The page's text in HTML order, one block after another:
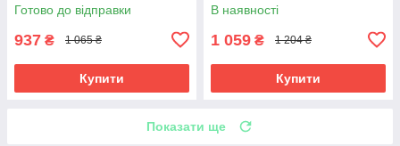
Готово до відправки
937 ₴ 1 065 ₴
Купити
В наявності
1 059 ₴ 1 204 ₴
Купити
Показати ще